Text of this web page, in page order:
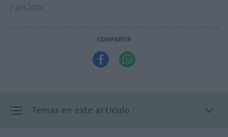
7 Jan 2026
COMPARTIR
 
Temas en este artículo